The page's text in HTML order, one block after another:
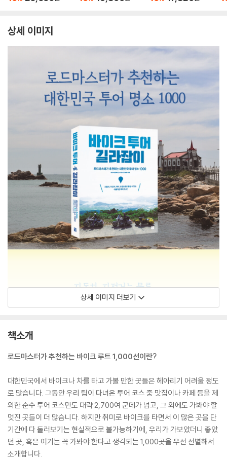
상세 이미지
상세 이미지 더보기
책소개
로드마스터가 추천하는 바이크 루트 1,000선이란?
대한민국에서 바이크나 차를 타고 가볼 만한 곳들은 헤아리기 어려울 정도
로 많습니다. 그동안 우리 팀이 다녀온 투어 코스 중 맛집이나 카페 등을 제
외한 순수 투어 코스만도 대략 2,700여 군데가 넘고, 그 외에도 가봐야 할
멋진 곳들이 더 많습니다. 하지만 취미로 바이크를 타면서 이 많은 곳을 단
기간에 다 둘러보기는 현실적으로 불가능하기에, 우리가 가보았더니 좋았
던 곳, 혹은 여기는 꼭 가봐야 한다고 생각되는 1,000곳을 우선 선별해서
소개합니다.